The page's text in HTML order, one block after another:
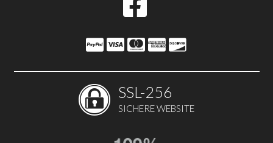
SSL-256
SICHERE WEBSITE